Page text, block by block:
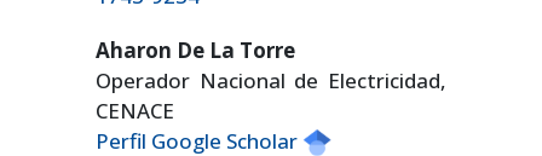
Aharon De La Torre
Operador Nacional de Electricidad,
CENACE
Perfil Google Scholar